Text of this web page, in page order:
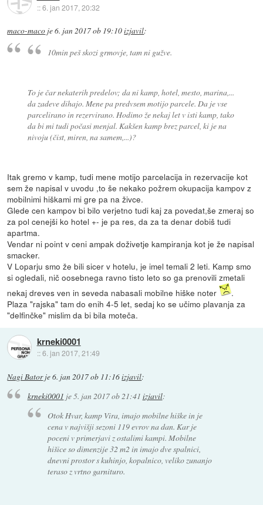
::6. jan 2017, 20:32
maco-maco je6. jan 2017 ob 19:10izjavil:
10min peš skozi grmovje, tam ni gužve.
To je čar nekaterih predelov; da ni kamp, hotel, mesto, marina,...
da zadeve dihajo. Mene pa predvsem motijo parcele. Da je vse
parcelirano in rezervirano. Hodimo že nekaj let v isti kamp, tako
da bi mi tudi počasi menjal. Kakšen kamp brez parcel, ki je na
nivoju (čist, miren, na samem,...)?
Itak gremo v kamp, tudi mene motijo parcelacija in rezervacije kot
sem že napisal v uvodu ,to še nekako požrem okupacija kampov z
mobilnimi hiškami mi gre pa na živce.
Glede cen kampov bi bilo verjetno tudi kaj za povedat,še zmeraj so
za pol cenejši ko hotel +- je pa res, da za ta denar dobiš tudi
apartma.
Vendar ni point v ceni ampak doživetje kampiranja kot je že napisal
smacker.
V Loparju smo že bili sicer v hotelu, je imel temali 2 leti. Kamp smo
si ogledali, nič oosebnega ravno tisto leto so ga prenovili zmetali
nekaj dreves ven in seveda nabasali mobilne hiške noter
.
Plaza "rajska" tam do enih 4-5 let, sedaj ko se učimo plavanja za
"delfinčke" mislim da bi bila moteča.
krneki0001
::6. jan 2017, 21:49
Nagi Batorje6. jan 2017 ob 11:16izjavil:
krneki0001 je5. jan 2017 ob 21:41 izjavil:
Otok Hvar, kamp Vira, imajo mobilne hiške in je
cena v najvišji sezoni 119 evrov na dan. Kar je
poceni v primerjavi z ostalimi kampi. Mobilne
hišice so dimenzije 32 m2 in imajo dve spalnici,
dnevni prostor s kuhinjo, kopalnico, veliko zunanjo
teraso z vrtno garnituro.